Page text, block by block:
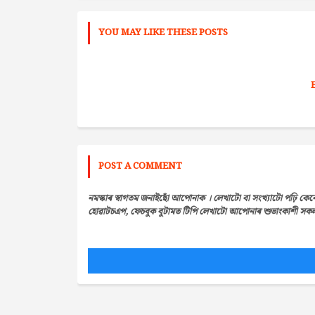
YOU MAY LIKE THESE POSTS
POST A COMMENT
নমস্কাৰ স্বাগতম জনাইছোঁ আপোনাক । লেখাটো বা সংখ্যাটো পঢ়ি
হোৱাটচএপ, ফেচবুক বুটামত টিপি লেখাটো আপোনাৰ শুভাংকাশী